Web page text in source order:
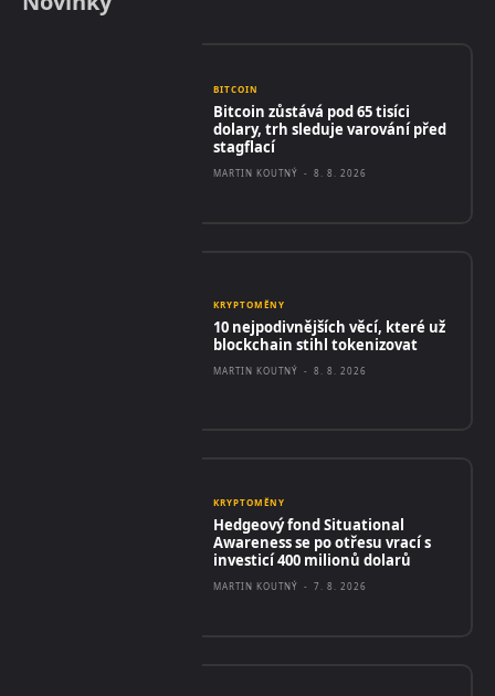
BITCOIN
Bitcoin zůstává pod 65 tisíci
dolary, trh sleduje varování před
stagflací
MARTIN KOUTNÝ - 8. 8. 2026
KRYPTOMĚNY
10 nejpodivnějších věcí, které už
blockchain stihl tokenizovat
MARTIN KOUTNÝ - 8. 8. 2026
KRYPTOMĚNY
Hedgeový fond Situational
Awareness se po otřesu vrací s
investicí 400 milionů dolarů
MARTIN KOUTNÝ - 7. 8. 2026